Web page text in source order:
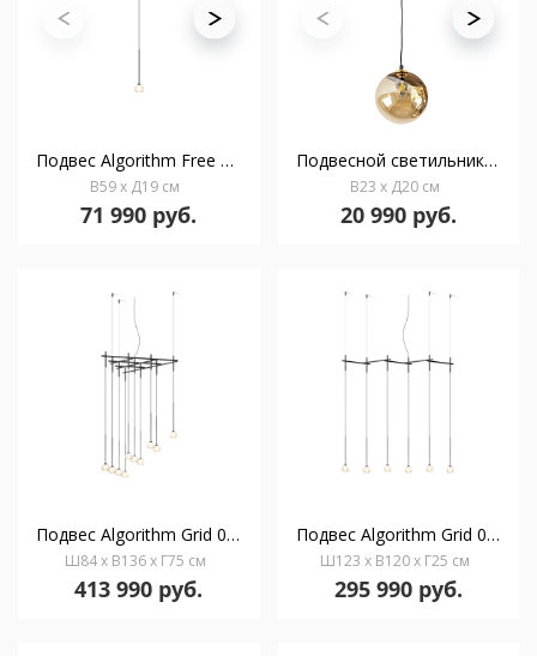
Подвес Algorithm Free 0820 2700 K
В59 x Д19 см
71 990 руб.
Подвесной светильник Dark 1L 20D черно/латунный
В23 x Д20 см
20 990 руб.
Подвес Algorithm Grid 0827 2700 K
Ш84 x В136 x Г75 см
413 990 руб.
Подвес Algorithm Grid 0832 2700 K
Ш123 x В120 x Г25 см
295 990 руб.